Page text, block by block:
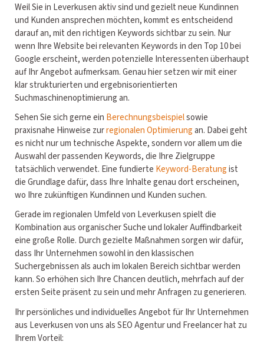
Weil Sie in Leverkusen aktiv sind und gezielt neue Kundinnen
und Kunden ansprechen möchten, kommt es entscheidend
darauf an, mit den richtigen Keywords sichtbar zu sein. Nur
wenn Ihre Website bei relevanten Keywords in den Top 10 bei
Google erscheint, werden potenzielle Interessenten überhaupt
auf Ihr Angebot aufmerksam. Genau hier setzen wir mit einer
klar strukturierten und ergebnisorientierten
Suchmaschinenoptimierung an.
Sehen Sie sich gerne ein Berechnungsbeispielsowie
praxisnahe Hinweise zurregionalen Optimierungan. Dabei geht
es nicht nur um technische Aspekte, sondern vor allem um die
Auswahl der passenden Keywords, die Ihre Zielgruppe
tatsächlich verwendet. Eine fundierte Keyword-Beratungist
die Grundlage dafür, dass Ihre Inhalte genau dort erscheinen,
wo Ihre zukünftigen Kundinnen und Kunden suchen.
Gerade im regionalen Umfeld von Leverkusen spielt die
Kombination aus organischer Suche und lokaler Auffindbarkeit
eine große Rolle. Durch gezielte Maßnahmen sorgen wir dafür,
dass Ihr Unternehmen sowohl in den klassischen
Suchergebnissen als auch im lokalen Bereich sichtbar werden
kann. So erhöhen sich Ihre Chancen deutlich, mehrfach auf der
ersten Seite präsent zu sein und mehr Anfragen zu generieren.
Ihr persönliches und individuelles Angebot für Ihr Unternehmen
aus Leverkusen von uns als SEO Agentur und Freelancer hat zu
Ihrem Vorteil: